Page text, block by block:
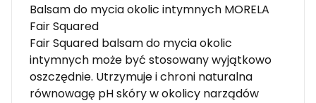
Balsam do mycia okolic intymnych MORELA
Fair Squared
Fair Squared balsam do mycia okolic
intymnych może być stosowany wyjątkowo
oszczędnie. Utrzymuje i chroni naturalna
równowagę pH skóry w okolicy narządów